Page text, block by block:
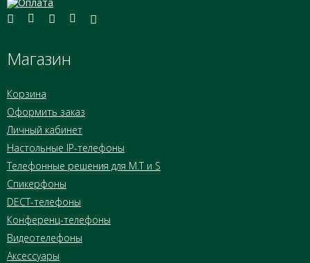
Магазин
Корзина
Оформить заказ
Личный кабинет
Настольные IP-телефоны
Телефонные решения для M.T и S
Спикерфоны
DECT-телефоны
Конференц-телефоны
Видеотелефоны
Аксессуары